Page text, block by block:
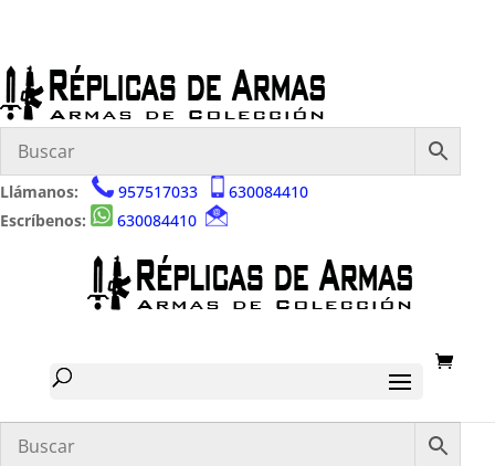
Llámanos: 957517033
630084410
Escríbenos:
630084410